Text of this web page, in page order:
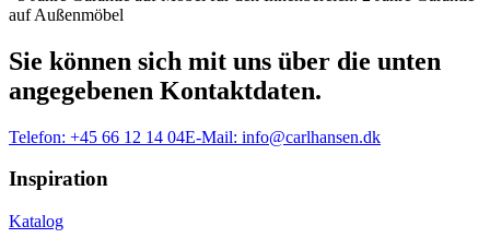
auf Außenmöbel
Sie können sich mit uns über die unten
angegebenen Kontaktdaten.
Telefon: +45 66 12 14 04E-Mail: info@carlhansen.dk
Inspiration
Katalog